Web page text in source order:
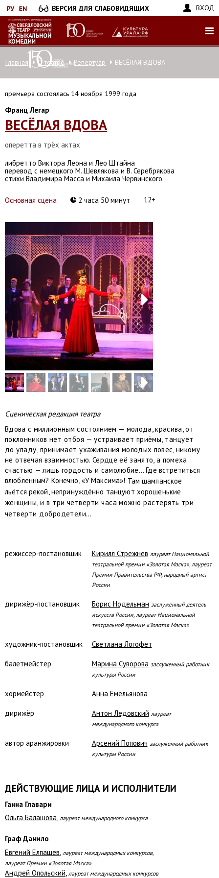
Перейти
к
основному
содержанию
ВЕРСИЯ ДЛЯ СЛАБОВИДЯЩИХ ВХОД
Главная О театре Репертуар ВЕСЁЛАЯ ВДОВА
премьера состоялась 14 ноября 1999 года
Франц Легар
ВЕСЁЛАЯ ВДОВА
оперетта в трёх актах
либретто Виктора Леона и Лео Штайна
перевод с немецкого М. Шевлякова и В. Серебрякова
стихи Владимира Масса и Михаила Червинского
Основная сцена 2 часа 50 минут 12+
Next
Сценическая редакция театра
Вдова с миллионным состоянием — молода, красива, от
поклонников нет отбоя — устраивает приёмы, танцует
до упаду, принимаетухаживания молодых повес, никому
не отвечая взаимностью. Сердце её занято, а помеха
счастью — лишь гордость и самолюбие…Где встретиться
влюблённым? Конечно, «У Максима»! Там шампанское
льётся рекой, непринуждённо танцуют хорошенькие
женщины, и в три четверти часа можно растерять три
четверти добродетели…
режиссёр-постановщик Кирилл Стрежнев лауреат Национальной
театральной премии «Золотая Маска», лауреат
Премии Правительства РФ, народный артист
России
дирижёр-постановщик Борис Нодельман заслуженный деятель
искусств России, лауреат Национальной
театральной премии «Золотая Маска»
художник-постановщик Светлана Логофет
балетмейстер Марина Суворова заслуженный работник
культуры России
хормейстер Анна Емельянова
дирижёр Антон Ледовский лауреат
международного конкурса
автор аранжировки Арсений Попович заслуженный работник
культуры России
ДЕЙСТВУЮЩИЕ ЛИЦА И ИСПОЛНИТЕЛИ
Ганна Главари
Ольга Балашова, лауреат международного конкурса
Граф Данило
Евгений Елпашев лауреат международных конкурсов,
лауреат Премии «Золотая Маска»
Андрей Опольский, лауреат международных конкурсов